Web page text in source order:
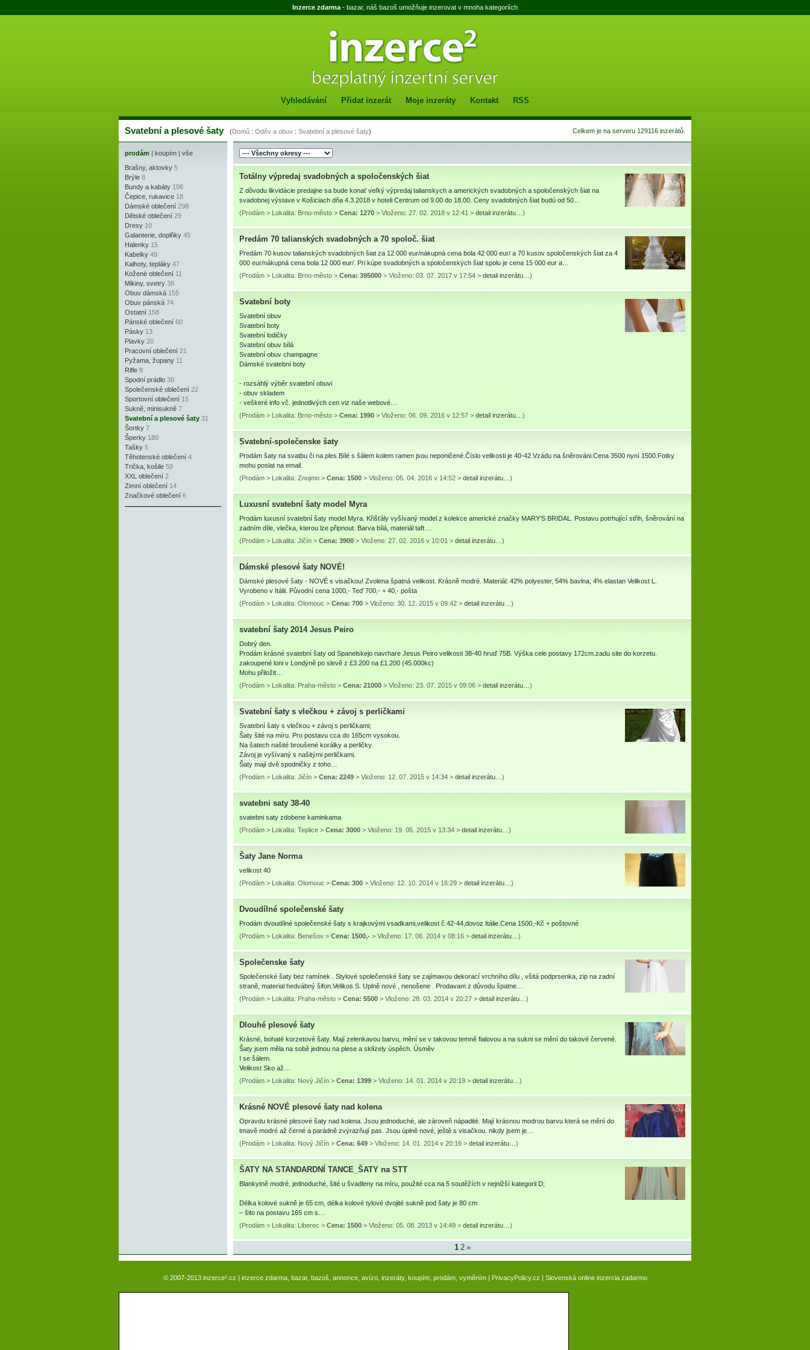
Inzerce zdarma - bazar, náš bazoš umožňuje inzerovat v mnoha kategoriích
Vyhledávání Přidat inzerát Moje inzeráty Kontakt RSS
Celkem je na serveru 129116 inzerátů.
Svatební a plesové šaty (Domů : Oděv a obuv : Svatební a plesové šaty)
prodám | koupím | vše
Brašny, aktovky 5
Brýle 8
Bundy a kabáty 106
Čepice, rukavice 18
Dámské oblečení 298
Dětské oblečení 29
Dresy 10
Galanterie, doplňky 45
Halenky 15
Kabelky 49
Kalhoty, tepláky 47
Kožené oblečení 11
Mikiny, svetry 38
Obuv dámská 155
Obuv pánská 74
Ostatní 158
Pánské oblečení 60
Pásky 13
Plavky 20
Pracovní oblečení 21
Pyžama, župany 11
Rifle 8
Spodní prádlo 38
Společenské oblečení 22
Sportovní oblečení 15
Sukně, minisukně 7
Svatební a plesové šaty 31
Šortky 7
Šperky 180
Tašky 5
Těhotenské oblečení 4
Trička, košile 59
XXL oblečení 2
Zimní oblečení 14
Značkové oblečení 6
Totálny výpredaj svadobných a spoločenských šiat
Z dôvodu likvidácie predajne sa bude konať veľký výpredaj talianskych a amerických svadobných a spoločenských šiat na
svadobnej výstave v Košiciach dňa 4.3.2018 v hoteli Centrum od 9.00 do 18.00. Ceny svadobných šiat budú od 50…
(Prodám > Lokalita: Brno-město > Cena: 1270 > Vloženo: 27. 02. 2018 v 12:41 > detail inzerátu… )
Predám 70 talianských svadobných a 70 spoloč. šiat
Predám 70 kusov talianských svadobných šiat za 12 000 eur/nákupná cena bola 42 000 eur/ a 70 kusov spoločenských šiat za 4
000 eur/nákupná cena bola 12 000 eur/. Pri kúpe svadobných a spoločenských šiat spolu je cena 15 000 eur a…
(Prodám > Lokalita: Brno-město > Cena: 395000 > Vloženo: 03. 07. 2017 v 17:54 > detail inzerátu… )
Svatební boty
Svatební obuv
Svatební boty
Svatební lodičky
Svatební obuv bílá
Svatební obuv champagne
Dámské svatební boty
- rozsáhlý výběr svatební obuvi
- obuv skladem
- veškeré info vč. jednotlivých cen viz naše webové…
(Prodám > Lokalita: Brno-město > Cena: 1990 > Vloženo: 06. 09. 2016 v 12:57 > detail inzerátu… )
Svatební-společenske šaty
Prodám šaty na svatbu či na ples.Bílé s šálem kolem ramen jsou neponičené.Číslo velikosti je 40-42.Vzádu na šněrováni.Cena 3500 nyní 1500.Fotky
mohu poslat na email.
(Prodám > Lokalita: Znojmo > Cena: 1500 > Vloženo: 05. 04. 2016 v 14:52 > detail inzerátu… )
Luxusní svatební šaty model Myra
Prodám luxusní svatební šaty model Myra. Křišťály vyšívaný model z kolekce americké značky MARY’S BRIDAL. Postavu potrhující střih, šněrování na
zadním díle, vlečka, kterou lze připnout. Barva bílá, materiál taft.…
(Prodám > Lokalita: Jičín > Cena: 3900 > Vloženo: 27. 02. 2016 v 10:01 > detail inzerátu… )
Dámské plesové šaty NOVÉ!
Dámské plesové šaty - NOVÉ s visačkou! Zvolena špatná velikost. Krásně modré. Materiál: 42% polyester, 54% bavlna, 4% elastan Velikost L.
Vyrobeno v Itálii. Původní cena 1000,- Teď 700,- + 40,- pošta
(Prodám > Lokalita: Olomouc > Cena: 700 > Vloženo: 30. 12. 2015 v 09:42 > detail inzerátu… )
svatební šaty 2014 Jesus Peiro
Dobrý den.
Prodám krásné svatební šaty od Spanelskejo navrhare Jesus Peiro velikosti 38-40 hruď 75B. Výška cele postavy 172cm.zadu site do korzetu.
zakoupené loni v Londýně po slevě z £3.200 na £1.200 (45.000kc)
Mohu přiložit…
(Prodám > Lokalita: Praha-město > Cena: 21000 > Vloženo: 23. 07. 2015 v 09:06 > detail inzerátu… )
Svatební šaty s vlečkou + závoj s perličkami
Svatební šaty s vlečkou + závoj s perličkami;
Šaty šité na míru. Pro postavu cca do 165cm vysokou.
Na šatech našité broušené korálky a perličky.
Závoj je vyšívaný s našitými perličkami.
Šaty mají dvě spodničky z toho…
(Prodám > Lokalita: Jičín > Cena: 2249 > Vloženo: 12. 07. 2015 v 14:34 > detail inzerátu… )
svatebni saty 38-40
svatebni saty zdobene kaminkama
(Prodám > Lokalita: Teplice > Cena: 3000 > Vloženo: 19. 05. 2015 v 13:34 > detail inzerátu… )
Šaty Jane Norma
velikost 40
(Prodám > Lokalita: Olomouc > Cena: 300 > Vloženo: 12. 10. 2014 v 16:29 > detail inzerátu… )
Dvoudílné společenské šaty
Prodám dvoudílné společenské šaty s krajkovými vsadkami,velikost č.42-44,dovoz Itálie.Cena 1500,-Kč + poštovné
(Prodám > Lokalita: Benešov > Cena: 1500,- > Vloženo: 17. 06. 2014 v 08:16 > detail inzerátu… )
Společenske šaty
Společenské šaty bez ramínek . Stylové společenské šaty se zajímavou dekorací vrchního dílu , všitá podprsenka, zip na zadní
straně, material hedvábný šifon.Velikos S. Uplně nové , nenošene . Prodavam z důvodu špatne…
(Prodám > Lokalita: Praha-město > Cena: 5500 > Vloženo: 28. 03. 2014 v 20:27 > detail inzerátu… )
Dlouhé plesové šaty
Krásné, bohaté korzetové šaty. Mají zelenkavou barvu, mění se v takovou temně fialovou a na sukni se mění do takové červené.
Šaty jsem měla na sobě jednou na plese a sklízely úspěch. Úsměv
I se šálem.
Velikost Sko až…
(Prodám > Lokalita: Nový Jičín > Cena: 1399 > Vloženo: 14. 01. 2014 v 20:19 > detail inzerátu… )
Krásné NOVÉ plesové šaty nad kolena
Opravdu krásné plesové šaty nad kolena. Jsou jednoduché, ale zároveň nápadité. Mají krásnou modrou barvu která se mění do
tmavě modré až černé a parádně zvýrazňují pas. Jsou úplně nové, ještě s visačkou. nikdy jsem je…
(Prodám > Lokalita: Nový Jičín > Cena: 649 > Vloženo: 14. 01. 2014 v 20:16 > detail inzerátu… )
ŠATY NA STANDARDNÍ TANCE_ŠATY na STT
Blankytně modré, jednoduché, šité u švadleny na míru, použité cca na 5 soutěžích v nejnižší kategorii D;
Délka kolové sukně je 65 cm, délka kolové tylové dvojité sukně pod šaty je 80 cm
– šito na postavu 165 cm s…
(Prodám > Lokalita: Liberec > Cena: 1500 > Vloženo: 05. 08. 2013 v 14:49 > detail inzerátu… )
1 2 »
© 2007-2013 inzerce².cz | inzerce zdarma, bazar, bazoš, annonce, avízo, inzeráty, koupím, prodám, vyměním | PrivacyPolicy.cz | Slovenská online inzercia zadarmo